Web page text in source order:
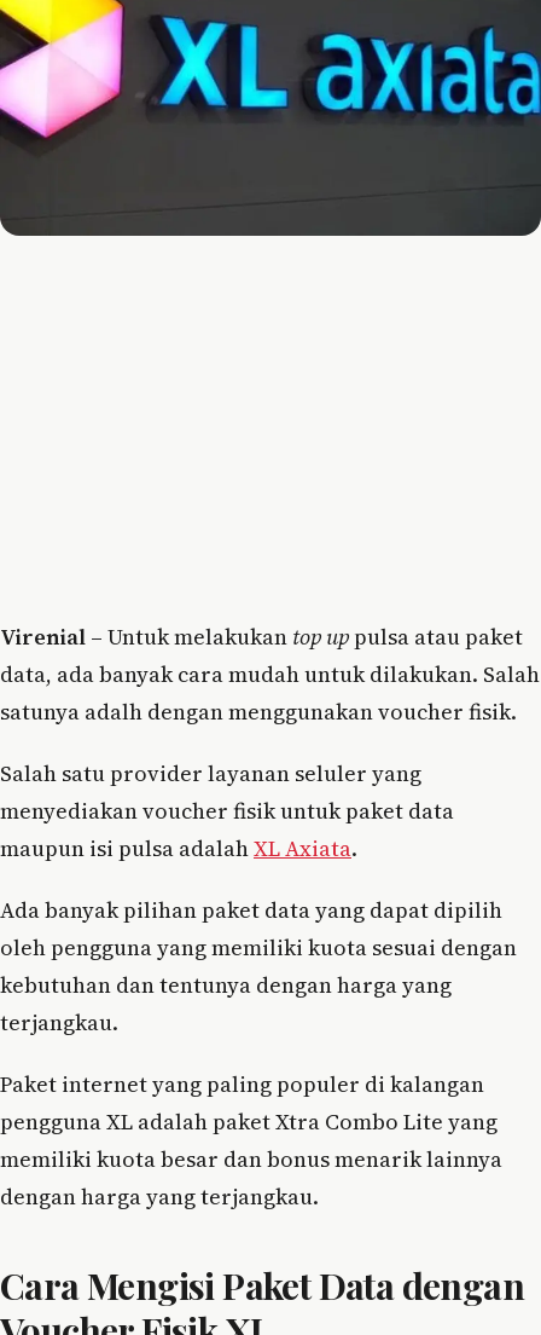
Virenial – Untuk melakukan top uppulsa atau paket
data, ada banyak cara mudah untuk dilakukan. Salah
satunya adalh dengan menggunakan voucher fisik.
Salah satu provider layanan seluler yang
menyediakan voucher fisik untuk paket data
maupun isi pulsa adalahXL Axiata.
Ada banyak pilihan paket data yang dapat dipilih
oleh pengguna yang memiliki kuota sesuai dengan
kebutuhan dan tentunya dengan harga yang
terjangkau.
Paket internet yang paling populer di kalangan
pengguna XL adalah paket Xtra Combo Lite yang
memiliki kuota besar dan bonus menarik lainnya
dengan harga yang terjangkau.
Cara Mengisi Paket Data dengan